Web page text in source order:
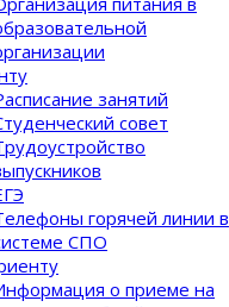
занятий
совет
горячей линии в
СПО
о приеме на